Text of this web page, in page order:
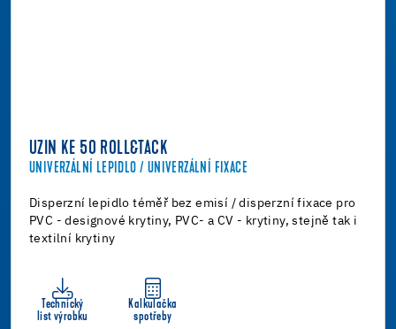
UZIN KE 50 ROLL&TACK
UNIVERZÁLNÍ LEPIDLO / UNIVERZÁLNÍ FIXACE
Disperzní lepidlo téměř bez emisí / disperzní fixace pro
PVC - designové krytiny, PVC- a CV - krytiny, stejně tak i
textilní krytiny
Technický
list výrobku
Kalkulačka
spotřeby